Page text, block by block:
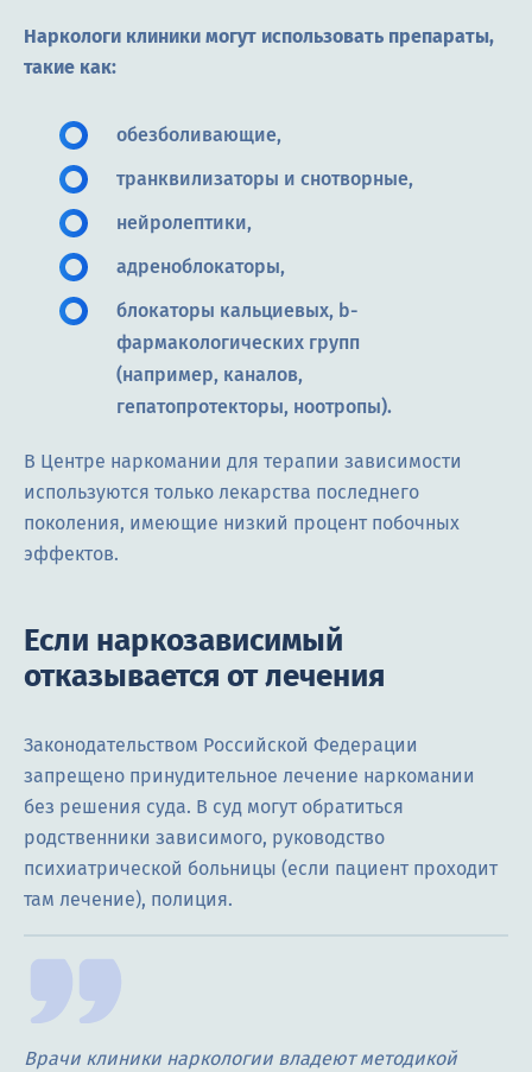
Наркологи клиники могут использовать препараты,
такие как:
обезболивающие,
транквилизаторы и снотворные,
нейролептики,
адреноблокаторы,
блокаторы кальциевых, b-
фармакологических групп
(например, каналов,
гепатопротекторы, ноотропы).
В Центре наркомании для терапии зависимости
используются только лекарства последнего
поколения, имеющие низкий процент побочных
эффектов.
Если наркозависимый
отказывается от лечения
Законодательством Российской Федерации
запрещено принудительное лечение наркомании
без решения суда. В суд могут обратиться
родственники зависимого, руководство
психиатрической больницы (если пациент проходит
там лечение), полиция.
Врачи клиники наркологии владеют методикой